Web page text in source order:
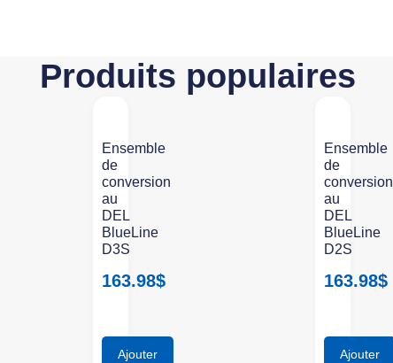
Produits populaires
Ensemble
de
conversion
au
DEL
BlueLine
D3S
163.98$
Ajouter
Ensemble
de
conversion
au
DEL
BlueLine
D2S
163.98$
Ajouter